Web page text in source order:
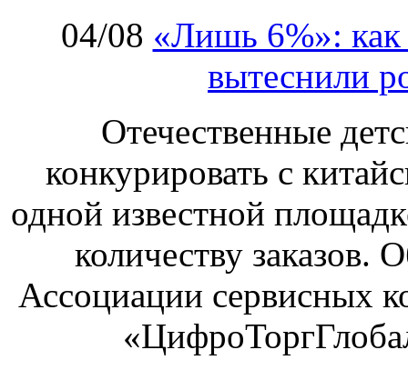
04/08 «Лишь 6%»: как
вытеснили
Отечественные
конкурировать с
одной известной
количеству заказов.
Ассоциации сервисных